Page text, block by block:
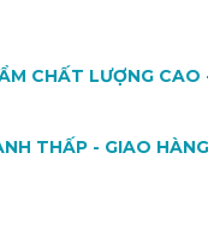
CHẤT LƯỢNG CAO
THẤP - GIAO